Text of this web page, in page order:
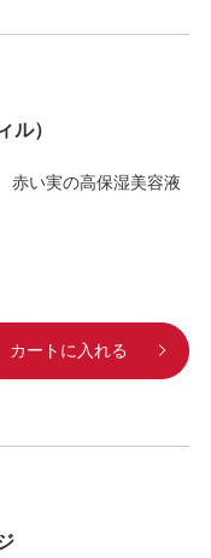
ル）
い実の高保湿美容液
カートに入れる